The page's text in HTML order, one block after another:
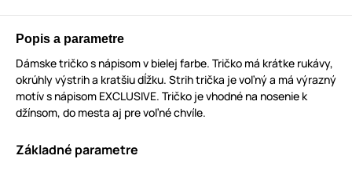
Popis a parametre
Dámske tričko s nápisom v bielej farbe. Tričko má krátke rukávy,
okrúhly výstrih a kratšiu dĺžku. Strih trička je voľný a má výrazný
motív s nápisom EXCLUSIVE. Tričko je vhodné na nosenie k
džínsom, do mesta aj pre voľné chvíle.
Základné parametre